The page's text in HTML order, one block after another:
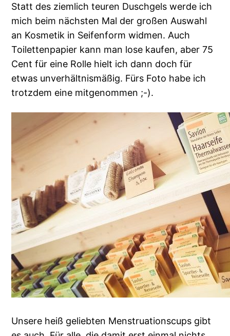
Statt des ziemlich teuren Duschgels werde ich
mich beim nächsten Mal der großen Auswahl
an Kosmetik in Seifenform widmen. Auch
Toilettenpapier kann man lose kaufen, aber 75
Cent für eine Rolle hielt ich dann doch für
etwas unverhältnismäßig. Fürs Foto habe ich
trotzdem eine mitgenommen ;-).
Unsere heiß geliebten Menstruationscups gibt